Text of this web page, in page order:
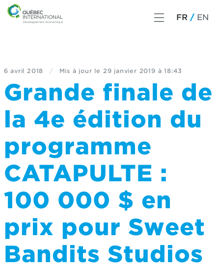
FR EN
6 avril 2018 / Mis à jour le 29 janvier 2019 à 18:43
Grande finale de
la 4e édition du
programme
CATAPULTE :
100 000 $ en
prix pour Sweet
Bandits Studios